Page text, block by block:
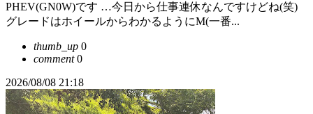
PHEV(GN0W)です …今日から仕事連休なんですけどね(笑)
グレードはホイールからわかるようにM(一番...
thumb_up 0
comment0
2026/08/08 21:18